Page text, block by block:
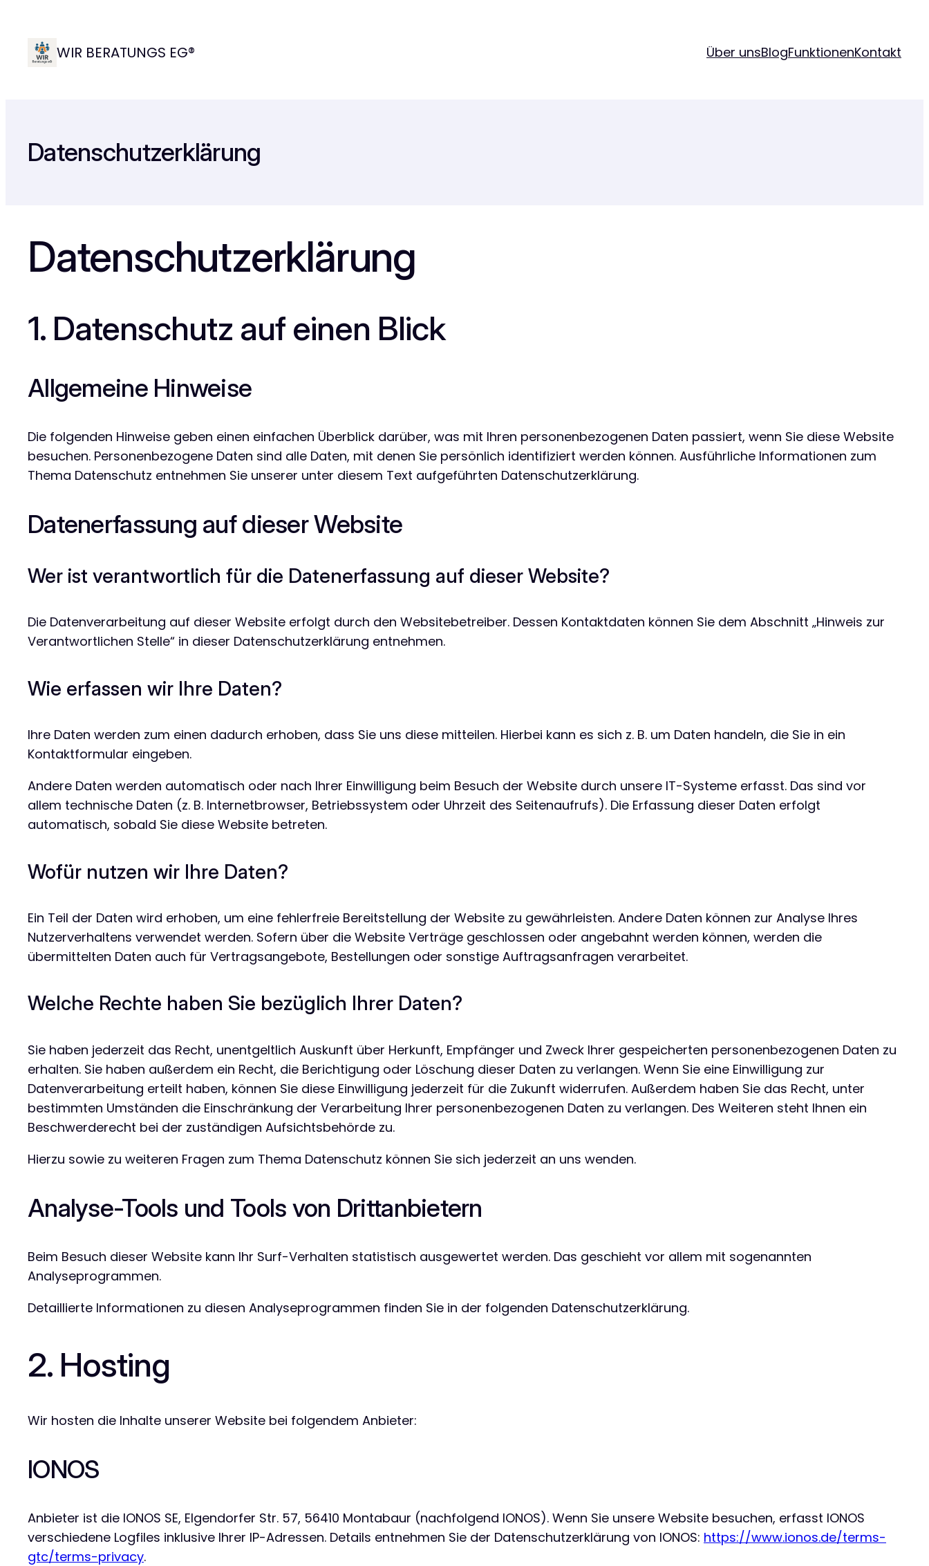
springenWIR BERATUNGS EG® Über unsBlogFunktionenKontakt
Datenschutzerklärung
Datenschutz­erklärung
1. Datenschutz auf einen Blick
Allgemeine Hinweise
Die folgenden Hinweise geben einen einfachen Überblick darüber, was mit Ihren personenbezogenen Daten passiert, wenn Sie diese Website
besuchen. Personenbezogene Daten sind alle Daten, mit denen Sie persönlich identifiziert werden können. Ausführliche Informationen zum
Thema Datenschutz entnehmen Sie unserer unter diesem Text aufgeführten Datenschutzerklärung.
Datenerfassung auf dieser Website
Wer ist verantwortlich für die Datenerfassung auf dieser Website?
Die Datenverarbeitung auf dieser Website erfolgt durch den Websitebetreiber. Dessen Kontaktdaten können Sie dem Abschnitt „Hinweis zur
Verantwortlichen Stelle“ in dieser Datenschutzerklärung entnehmen.
Wie erfassen wir Ihre Daten?
Ihre Daten werden zum einen dadurch erhoben, dass Sie uns diese mitteilen. Hierbei kann es sich z. B. um Daten handeln, die Sie in ein
Kontaktformular eingeben.
Andere Daten werden automatisch oder nach Ihrer Einwilligung beim Besuch der Website durch unsere IT-Systeme erfasst. Das sind vor
allem technische Daten (z. B. Internetbrowser, Betriebssystem oder Uhrzeit des Seitenaufrufs). Die Erfassung dieser Daten erfolgt
automatisch, sobald Sie diese Website betreten.
Wofür nutzen wir Ihre Daten?
Ein Teil der Daten wird erhoben, um eine fehlerfreie Bereitstellung der Website zu gewährleisten. Andere Daten können zur Analyse Ihres
Nutzerverhaltens verwendet werden. Sofern über die Website Verträge geschlossen oder angebahnt werden können, werden die
übermittelten Daten auch für Vertragsangebote, Bestellungen oder sonstige Auftragsanfragen verarbeitet.
Welche Rechte haben Sie bezüglich Ihrer Daten?
Sie haben jederzeit das Recht, unentgeltlich Auskunft über Herkunft, Empfänger und Zweck Ihrer gespeicherten personenbezogenen Daten zu
erhalten. Sie haben außerdem ein Recht, die Berichtigung oder Löschung dieser Daten zu verlangen. Wenn Sie eine Einwilligung zur
Datenverarbeitung erteilt haben, können Sie diese Einwilligung jederzeit für die Zukunft widerrufen. Außerdem haben Sie das Recht, unter
bestimmten Umständen die Einschränkung der Verarbeitung Ihrer personenbezogenen Daten zu verlangen. Des Weiteren steht Ihnen ein
Beschwerderecht bei der zuständigen Aufsichtsbehörde zu.
Hierzu sowie zu weiteren Fragen zum Thema Datenschutz können Sie sich jederzeit an uns wenden.
Analyse-Tools und Tools von Dritt­anbietern
Beim Besuch dieser Website kann Ihr Surf-Verhalten statistisch ausgewertet werden. Das geschieht vor allem mit sogenannten
Analyseprogrammen.
Detaillierte Informationen zu diesen Analyseprogrammen finden Sie in der folgenden Datenschutzerklärung.
2. Hosting
Wir hosten die Inhalte unserer Website bei folgendem Anbieter:
IONOS
Anbieter ist die IONOS SE, Elgendorfer Str. 57, 56410 Montabaur (nachfolgend IONOS). Wenn Sie unsere Website besuchen, erfasst IONOS
verschiedene Logfiles inklusive Ihrer IP-Adressen. Details entnehmen Sie der Datenschutzerklärung von IONOS: https://www.ionos.de/terms-
gtc/terms-privacy.